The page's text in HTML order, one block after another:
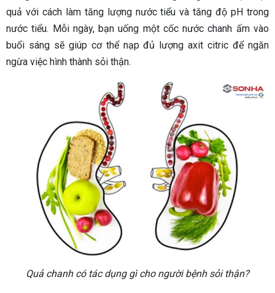
quả với cách làm tăng lượng nước tiểu và tăng độ pH trong
nước tiểu. Mỗi ngày, bạn uống một cốc nước chanh ấm vào
buổi sáng sẽ giúp cơ thể nạp đủ lượng axit citric để ngăn
ngừa việc hình thành sỏi thận.
Quả chanh có tác dụng gì cho người bệnh sỏi thận?